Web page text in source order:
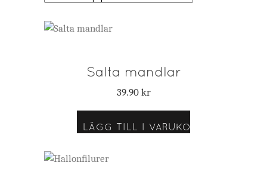
LÄGG TILL I VARUKORG
Salta mandlar
39.90 kr